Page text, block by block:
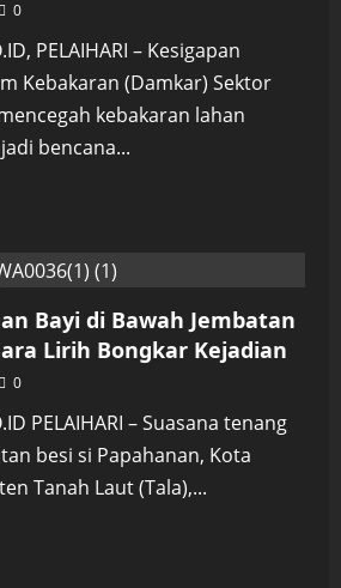
0
PELAIHARI – Kesigapan
Kebakaran (Damkar) Sektor
kebakaran lahan
bencana...
Bayi di Bawah Jembatan
Lirih Bongkar Kejadian
0
PELAIHARI – Suasana tenang
besi si Papahanan, Kota
Tanah Laut (Tala),...